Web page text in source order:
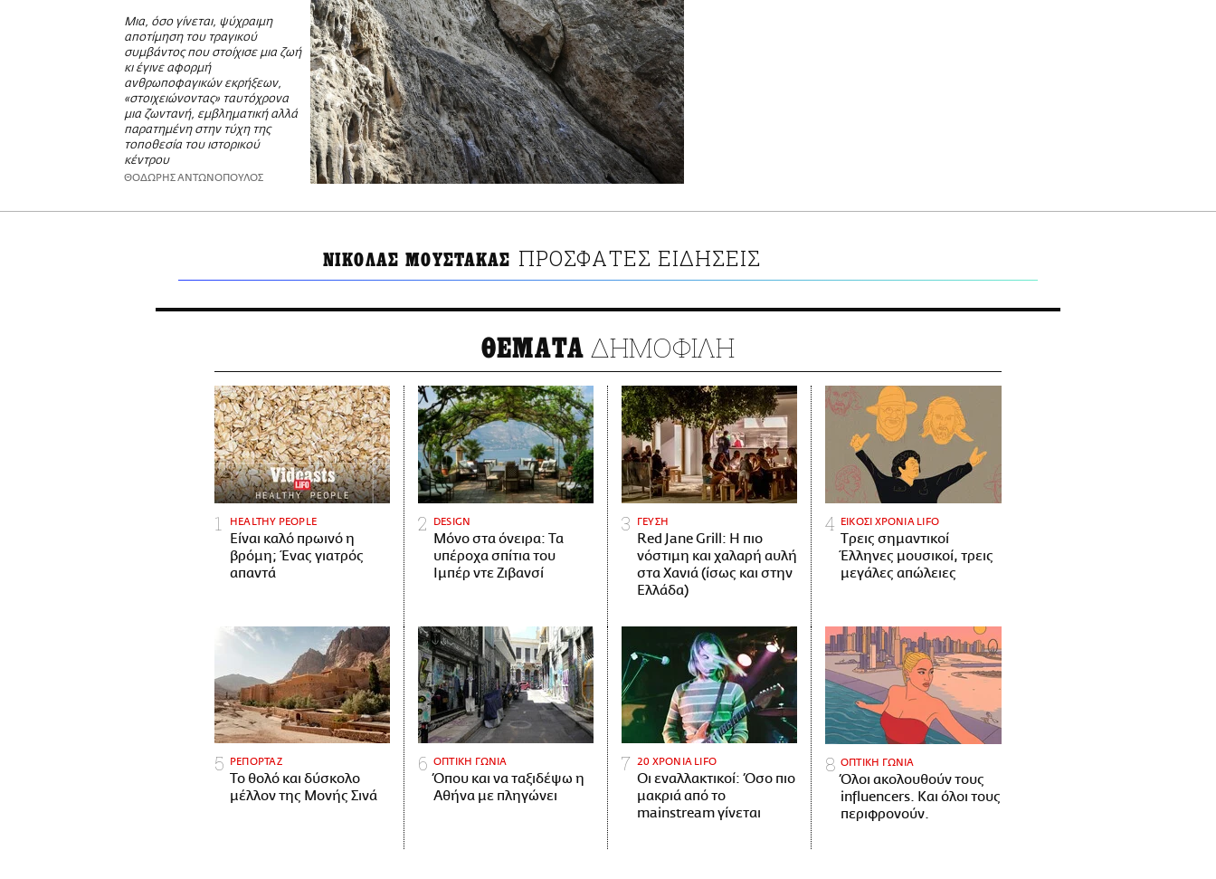
Μια, όσο γίνεται, ψύχραιμη
αποτίμηση του τραγικού
συμβάντος που στοίχισε μια ζωή
κι έγινε αφορμή
ανθρωποφαγικών εκρήξεων,
«στοιχειώνοντας» ταυτόχρονα
μια ζωντανή, εμβληματική αλλά
παρατημένη στην τύχη της
τοποθεσία του ιστορικού
κέντρου
ΘΟΔΩΡΗΣ ΑΝΤΩΝΟΠΟΥΛΟΣ
ΝΙΚΟΛΑΣ ΜΟΥΣΤΑΚΑΣ ΠΡΟΣΦΑΤΕΣ ΕΙΔΗΣΕΙΣ
ΘΕΜΑΤΑ ΔΗΜΟΦΙΛΗ
HEALTHY PEOPLE
Είναι καλό πρωινό η
βρόμη; Ένας γιατρός
απαντά
DESIGN
Μόνο στα όνειρα: Τα
υπέροχα σπίτια του
Ιμπέρ ντε Ζιβανσί
ΓΕΥΣΗ
Red Jane Grill: Η πιο
νόστιμη και χαλαρή αυλή
στα Χανιά (ίσως και στην
Ελλάδα)
ΕΙΚΟΣΙ ΧΡΟΝΙΑ LIFO
Tρεις σημαντικοί
Έλληνες μουσικοί, τρεις
μεγάλες απώλειες
ΡΕΠΟΡΤΑΖ
Το θολό και δύσκολο
μέλλον της Μονής Σινά
ΟΠΤΙΚΗ ΓΩΝΙΑ
Όπου και να ταξιδέψω η
Αθήνα με πληγώνει
20 ΧΡΟΝΙΑ LIFO
Οι εναλλακτικοί: Όσο πιο
μακριά από το
mainstream γίνεται
ΟΠΤΙΚΗ ΓΩΝΙΑ
Όλοι ακολουθούν τους
influencers. Και όλοι τους
περιφρονούν.